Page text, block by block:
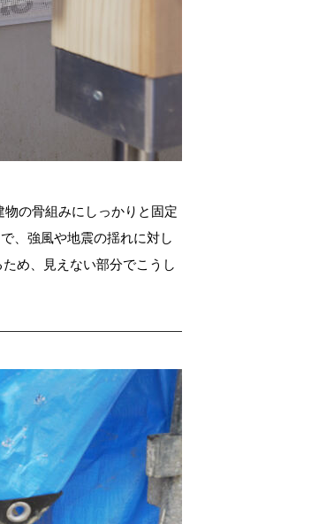
の骨組みにしっかりと固定
、強風や地震の揺れに対し
め、見えない部分でこうし